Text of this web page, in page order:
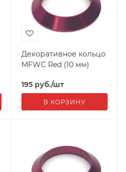
Декоративное кольцо
MFWC Red (10 мм)
195 руб./шт
В КОРЗИНУ